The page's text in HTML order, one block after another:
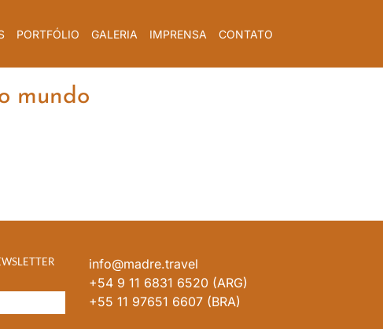
PORTFÓLIO GALERIA IMPRENSA CONTATO
mundo
info@madre.travel
+54 9 11 6831 6520 (ARG)
+55 11 97651 6607 (BRA)